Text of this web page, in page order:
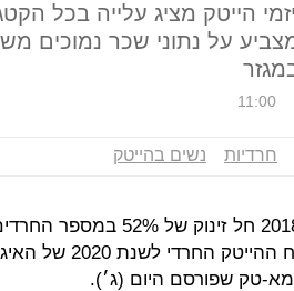
הייטק מציג עלייה בכל
2018 אך מצביע על נתוני שכר
11:00
חרדיות נשים בהייטק
בין השנים 2014 ל-2018 חל
ההייטק, כך לפי